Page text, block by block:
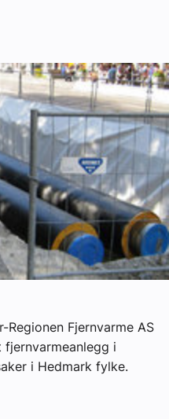
Nyheter
Regionen Fjernvarme AS
i
i Hedmark fylke.